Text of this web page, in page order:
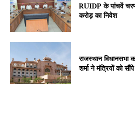
Company
About
Contact us
RUIDP के पांचवें
करोड़ का निवेश
राजस्थान
शर्मा ने मंत्रियों को